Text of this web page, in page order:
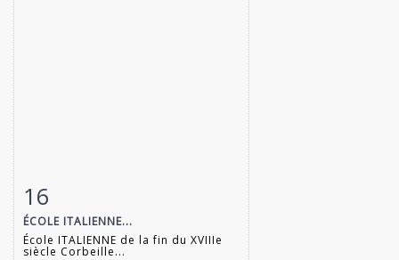
Fiche détaillée
16
ÉCOLE ITALIENNE...
École ITALIENNE de la fin du XVIIIe
siècle Corbeille...